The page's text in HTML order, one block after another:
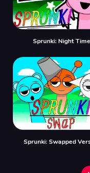
Sprunki: Night Time
Sprunki: Swapped